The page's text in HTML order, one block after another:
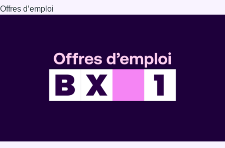
Offres d’emploi